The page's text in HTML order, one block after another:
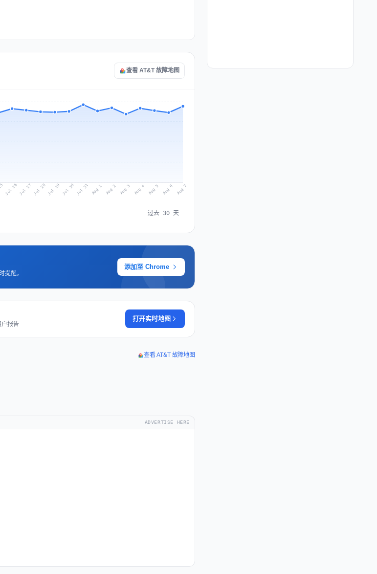
查看 AT&T 故障地图
Jul 26Jul 27 Jul 28Jul 29 Jul 30 Jul 31 Aug 1 Aug 2 Aug 3 Aug 4 Aug 5 Aug 6 Aug 7
过去 30 天
提醒。
添加至 Chrome
报告
打开实时地图
查看 AT&T 故障地图
ADVERTISE HERE